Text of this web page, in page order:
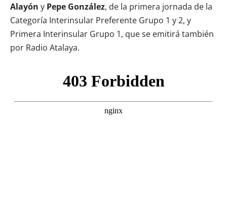
Alayón y Pepe González, de la primera jornada de la
Categoría Interinsular Preferente Grupo 1 y 2, y
Primera Interinsular Grupo 1, que se emitirá también
por Radio Atalaya.